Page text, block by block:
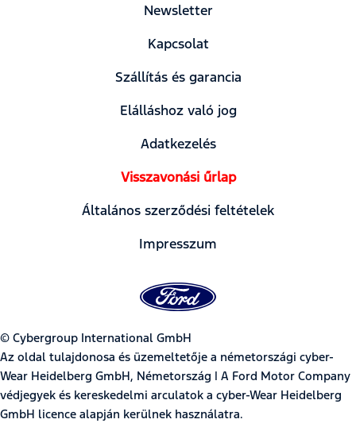
Newsletter
Kapcsolat
Szállítás és garancia
Elálláshoz való jog
Adatkezelés
Visszavonási űrlap
Általános szerződési feltételek
Impresszum
© Cybergroup International GmbH
Az oldal tulajdonosa és üzemeltetője a németországi cyber-
Wear Heidelberg GmbH, Németország | A Ford Motor Company
védjegyek és kereskedelmi arculatok a cyber-Wear Heidelberg
GmbH licence alapján kerülnek használatra.